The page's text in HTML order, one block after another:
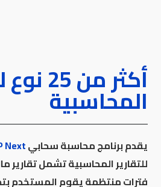
أكثر من
المحاسبية
يقدم برنامج محاسبة سحابي
للتقارير المحاسبية تشمل تقارير
فترات منتظمة يقوم المستخدم